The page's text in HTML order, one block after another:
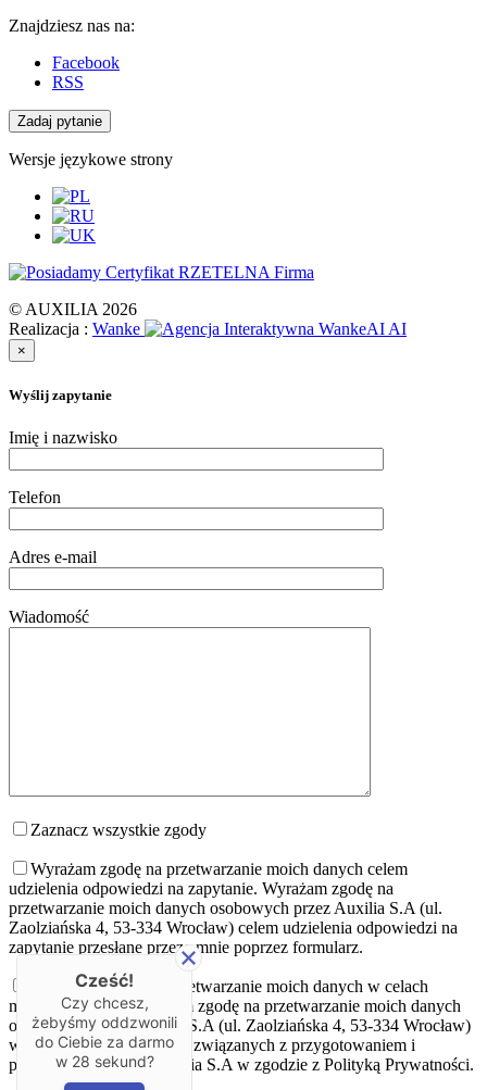
Znajdziesz nas na:
Facebook
RSS
Zadaj pytanie
Wersje językowe strony
© AUXILIA 2026
Realizacja : Wanke AI
×
Wyślij zapytanie
Imię i nazwisko
Telefon
Adres e-mail
Wiadomość
Zaznacz wszystkie zgody
Wyrażam zgodę na przetwarzanie moich danych celem
udzielenia odpowiedzi na zapytanie. Wyrażam zgodę na
przetwarzanie moich danych osobowych przez Auxilia S.A (ul.
Zaolziańska 4, 53-334 Wrocław) celem udzielenia odpowiedzi na
zapytanie przesłane przeze mnie poprzez formularz.
Wyrażam zgodę na przetwarzanie moich danych w celach
marketingowych Wyrażam zgodę na przetwarzanie moich danych
osobowych przez Auxilia S.A (ul. Zaolziańska 4, 53-334 Wrocław)
w celach marketingowych związanych z przygotowaniem i
przekazaniem oferty Auxilia S.A w zgodzie z Polityką Prywatności.
Cześć!
Czy chcesz,
żebyśmy oddzwonili
do Ciebie za darmo
w 28 sekund?